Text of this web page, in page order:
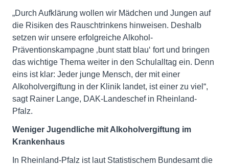
„Durch Aufklärung wollen wir Mädchen und Jungen auf
die Risiken des Rauschtrinkens hinweisen. Deshalb
setzen wir unsere erfolgreiche Alkohol-
Präventionskampagne ‚bunt statt blau‘ fort und bringen
das wichtige Thema weiter in den Schulalltag ein. Denn
eins ist klar: Jeder junge Mensch, der mit einer
Alkoholvergiftung in der Klinik landet, ist einer zu viel“,
sagt Rainer Lange, DAK-Landeschef in Rheinland-
Pfalz.
Weniger Jugendliche mit Alkoholvergiftung im
Krankenhaus
In Rheinland-Pfalz ist laut Statistischem Bundesamt die